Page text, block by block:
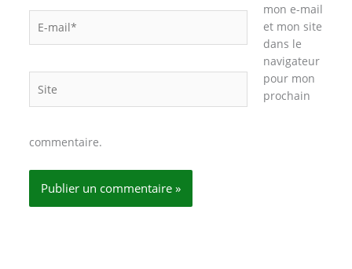
mail*
mon e-mail
et mon site
dans le
navigateur
pour mon
prochain
commentaire.